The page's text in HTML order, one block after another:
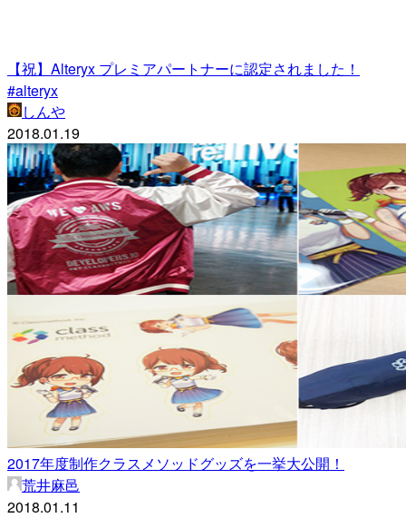
【祝】Alteryx プレミアパートナーに認定されました！
#alteryx
しんや
2018.01.19
2017年度制作クラスメソッドグッズを一挙大公開！
荒井麻邑
2018.01.11